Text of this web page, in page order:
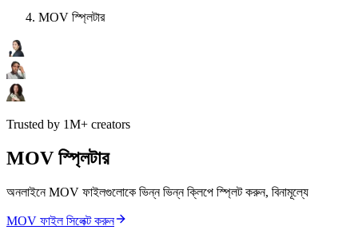
MOV স্প্লিটার
Trusted by 1M+ creators
MOV স্প্লিটার
অনলাইনে MOV ফাইলগুলোকে ভিন্ন ভিন্ন ক্লিপে স্প্লিট করুন, বিনামূল্যে
MOV ফাইল সিলেক্ট করুন